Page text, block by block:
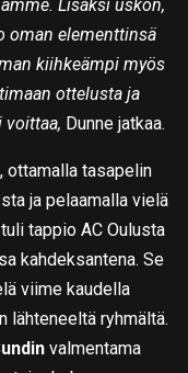
Lisäksi uskon,
oman elementtinsä
kiihkeämpi myös
ottelusta ja
voittaa, Dunne jatkaa.
ottamalla tasapelin
ja pelaamalla vielä
tappio AC Oulusta
kahdeksantena. Se
viime kaudella
lähteneeltä ryhmältä.
valmentama